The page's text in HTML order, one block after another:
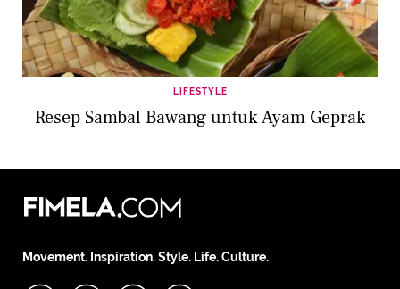
LIFESTYLE
Resep Sambal Bawang untuk Ayam Geprak
Movement. Inspiration. Style. Life. Culture.